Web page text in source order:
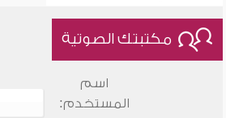
مكتبتك الصوتية
اسم
المستخدم: